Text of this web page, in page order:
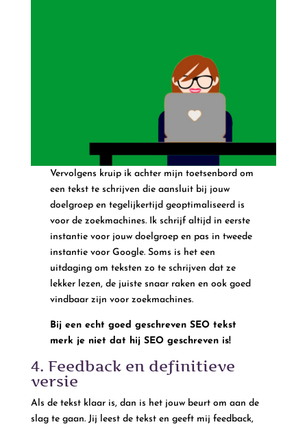
Vervolgens kruip ik achter mijn toetsenbord om
een tekst te schrijven die aansluit bij jouw
doelgroep en tegelijkertijd geoptimaliseerd is
voor de zoekmachines. Ik schrijf altijd in eerste
instantie voor jouw doelgroep en pas in tweede
instantie voor Google. Soms is het een
uitdaging om teksten zo te schrijven dat ze
lekker lezen, de juiste snaar raken en ook goed
vindbaar zijn voor zoekmachines.
Bij een echt goed geschreven SEO tekst
merk je niet dat hij SEO geschreven is!
4. Feedback en definitieve
versie
Als de tekst klaar is, dan is het jouw beurt om aan de
slag te gaan. Jij leest de tekst en geeft mij feedback,